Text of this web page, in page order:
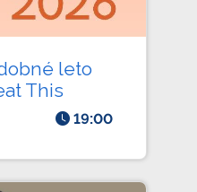
leto
This
19:00